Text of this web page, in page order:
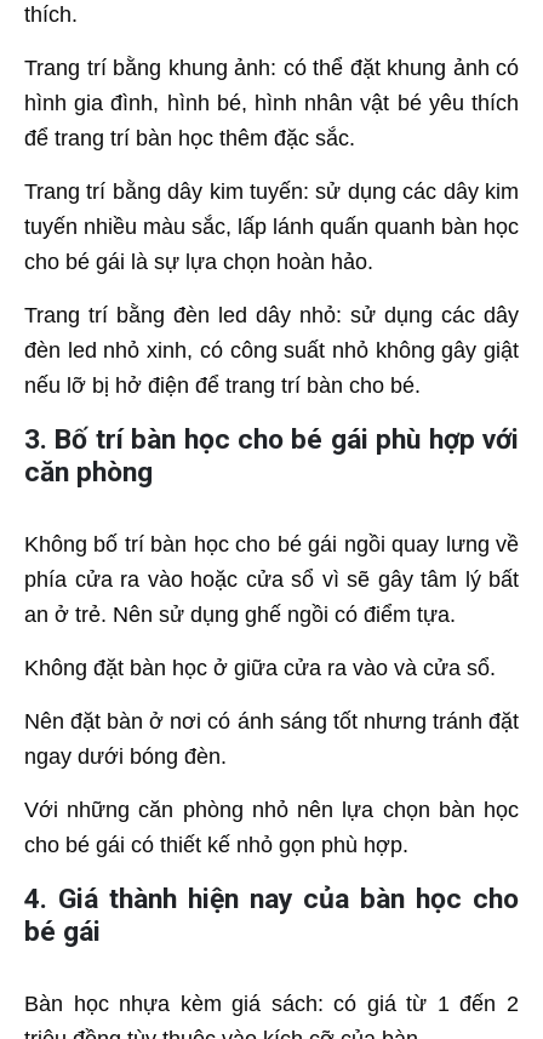
thích.
Trang trí bằng khung ảnh: có thể đặt khung ảnh có
hình gia đình, hình bé, hình nhân vật bé yêu thích
để trang trí bàn học thêm đặc sắc.
Trang trí bằng dây kim tuyến: sử dụng các dây kim
tuyến nhiều màu sắc, lấp lánh quấn quanh bàn học
cho bé gái là sự lựa chọn hoàn hảo.
Trang trí bằng đèn led dây nhỏ: sử dụng các dây
đèn led nhỏ xinh, có công suất nhỏ không gây giật
nếu lỡ bị hở điện để trang trí bàn cho bé.
3. Bố trí bàn học cho bé gái phù hợp với
căn phòng
Không bố trí bàn học cho bé gái ngồi quay lưng về
phía cửa ra vào hoặc cửa sổ vì sẽ gây tâm lý bất
an ở trẻ. Nên sử dụng ghế ngồi có điểm tựa.
Không đặt bàn học ở giữa cửa ra vào và cửa sổ.
Nên đặt bàn ở nơi có ánh sáng tốt nhưng tránh đặt
ngay dưới bóng đèn.
Với những căn phòng nhỏ nên lựa chọn bàn học
cho bé gái có thiết kế nhỏ gọn phù hợp.
4. Giá thành hiện nay của bàn học cho
bé gái
Bàn học nhựa kèm giá sách: có giá từ 1 đến 2